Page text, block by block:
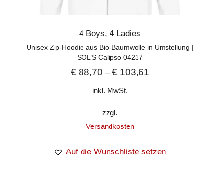
4 Boys,4 Ladies
Unisex Zip-Hoodie aus Bio-Baumwolle in Umstellung |
SOL’S Calipso 04237
€88,70 – €103,61
inkl. MwSt.
zzgl.
Versandkosten
Auf die Wunschliste setzen